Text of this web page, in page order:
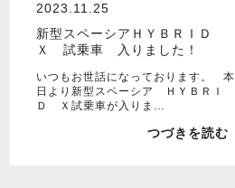
2023.11.25
新型スペーシアＨＹＢＲＩＤ
Ｘ 試乗車 入りました！
いつもお世話になっております。 本
日より新型スペーシア ＨＹＢＲＩ
Ｄ Ｘ試乗車が入りま…
つづきを読む